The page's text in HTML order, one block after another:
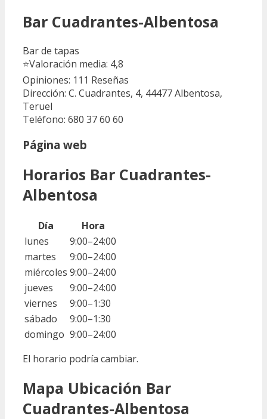
Bar Cuadrantes-Albentosa
Bar de tapas
⭐Valoración media: 4,8
Opiniones: 111 Reseñas
Dirección: C. Cuadrantes, 4, 44477 Albentosa,
Teruel
Teléfono: 680 37 60 60
Página web
Horarios Bar Cuadrantes-
Albentosa
Día
Hora
lunes
9:00–24:00
martes
9:00–24:00
miércoles 9:00–24:00
jueves
9:00–24:00
viernes
9:00–1:30
sábado
9:00–1:30
domingo 9:00–24:00
El horario podría cambiar.
Mapa Ubicación Bar
Cuadrantes-Albentosa